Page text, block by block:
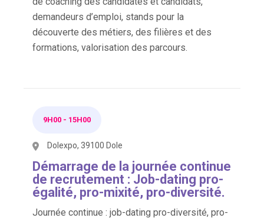
demandeurs d’emploi, stands pour la
découverte des métiers, des filières et des
formations, valorisation des parcours.
9H00 - 15H00
Dolexpo, 39100 Dole
Démarrage de la journée continue
de recrutement : Job-dating pro-
égalité, pro-mixité, pro-diversité.
Journée continue : job-dating pro-diversité, pro-